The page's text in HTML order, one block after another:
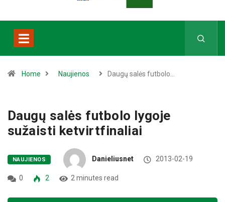
Home Naujienos Daugų salės futbolo…
Daugų salės futbolo lygoje
sužaisti ketvirtfinaliai
NAUJIENOS Danieliusnet 2013-02-19
0 2 2 minutes read